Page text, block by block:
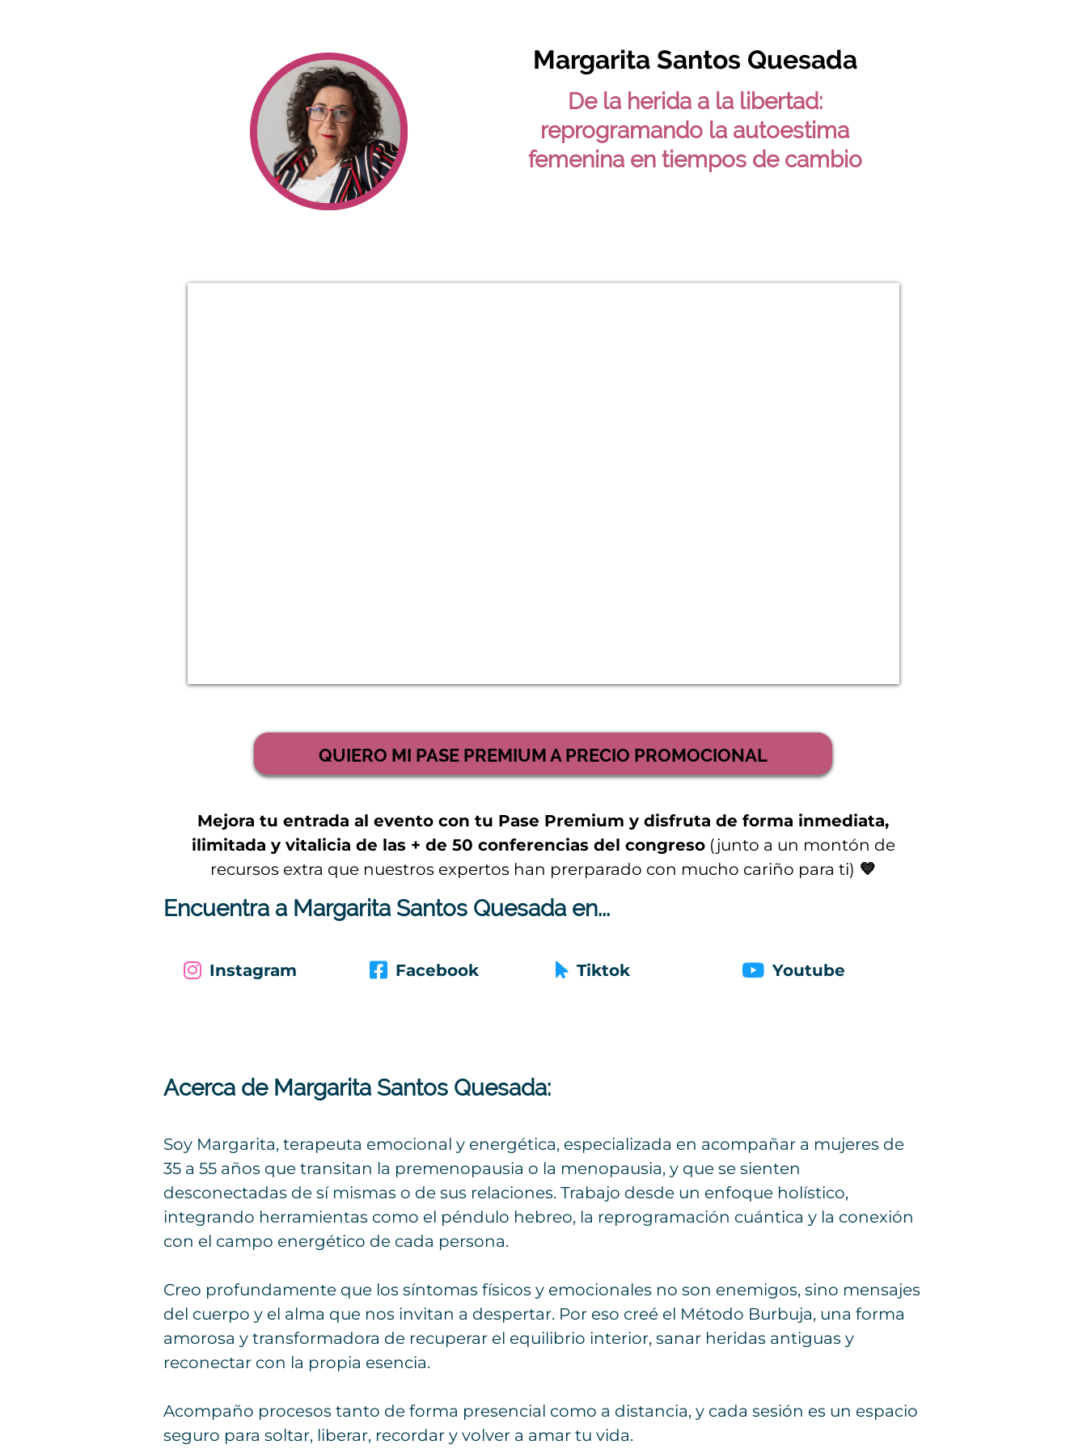
Margarita Santos Quesada
De la herida a la libertad:
reprogramando la autoestima
femenina en tiempos de cambio
QUIERO MI PASE PREMIUM A PRECIO PROMOCIONAL
Mejora tu entrada al evento con tu Pase Premium y disfruta de forma inmediata,
ilimitada y vitalicia de las + de 50 conferencias del congreso(junto a un montón de
recursos extra que nuestros expertos han prerparado con mucho cariño para ti) 💙
Encuentra a Margarita Santos Quesada en...
Instagram Facebook Tiktok Youtube
Acerca de Margarita Santos Quesada:
Soy Margarita, terapeuta emocional y energética, especializada en acompañar a mujeres de
35 a 55 años que transitan la premenopausia o la menopausia, y que se sienten
desconectadas de sí mismas o de sus relaciones. Trabajo desde un enfoque holístico,
integrando herramientas como el péndulo hebreo, la reprogramación cuántica y la conexión
con el campo energético de cada persona.
Creo profundamente que los síntomas físicos y emocionales no son enemigos, sino mensajes
del cuerpo y el alma que nos invitan a despertar. Por eso creé el Método Burbuja, una forma
amorosa y transformadora de recuperar el equilibrio interior, sanar heridas antiguas y
reconectar con la propia esencia.
Acompaño procesos tanto de forma presencial como a distancia, y cada sesión es un espacio
seguro para soltar, liberar, recordar y volver a amar tu vida.